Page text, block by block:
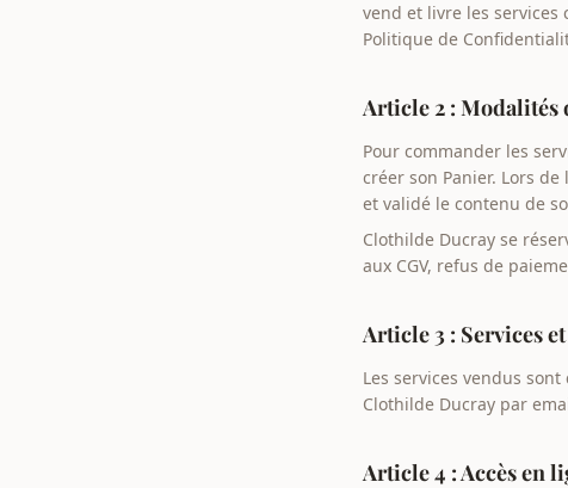
vend et livre les services
Politique de
Article 2 : Modalités
Pour commander les
créer son Panier. Lors
et validé le contenu de
Clothilde Ducray se
aux CGV, refus de
Article 3 : Services
Les services vendus
Clothilde Ducray par
Article 4 : Accès en